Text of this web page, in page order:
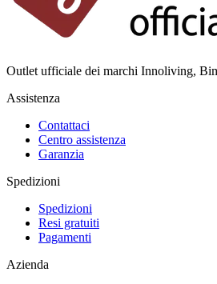
Outlet ufficiale dei marchi Innoliving,
Assistenza
Contattaci
Centro assistenza
Garanzia
Spedizioni
Spedizioni
Resi gratuiti
Pagamenti
Azienda